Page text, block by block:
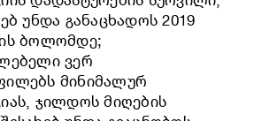
უნდა განაცხადოს 2019
ბოლომდე;
ვერ
მინიმალურ
ჯილდოს მიღების